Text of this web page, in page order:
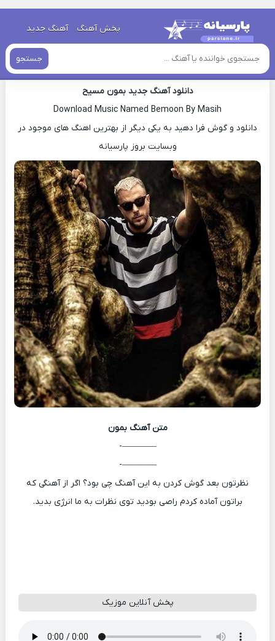
پخش آهنگ آهنگ جدید
جستجو
خانه » دانلود آهنگ جدید
اهنگ مسیح بمون جدید
دانلود آهنگ جدید بمون مسیح
Download Music Named Bemoon By Masih
دانلود و گوش فرا دهید به یکی دیگر از بهترین اهنگ های موجود در
وبسایت بروز پارسیانه
متن آهنگ بمون
————-
————-
نظرتون بعد گوش کردن به این آهنگ چی بود؟ اگر از آهنگی که
براتون آماده کردم راصی بودید توی نظرات به ما انرژی بدید.
پخش آنلاین موزیک